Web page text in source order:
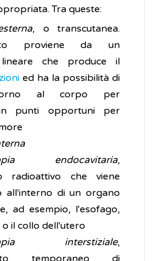
Tra queste:
, o transcutanea.
proviene da un
lineare che produce il
ed ha la possibilità di
al corpo per
in punti opportuni per
endocavitaria,
radioattivo che viene
all'interno di un organo
ad esempio, l'esofago,
o il collo dell'utero
interstiziale,